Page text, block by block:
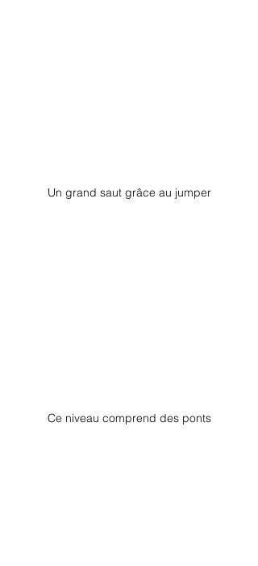
Un grand saut grâce au jumper
Ce niveau comprend des ponts